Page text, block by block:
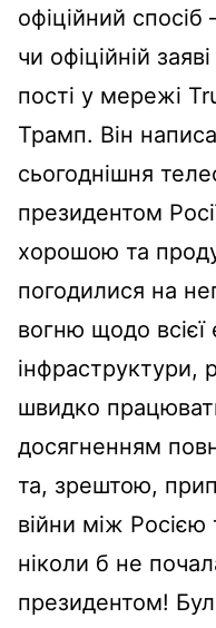
офіційний
чи офіційній
пості у мережі
Трамп. Він
сьогоднішня
президентом
хорошою та
погодилися на
вогню щодо всієї
швидко
досягненням
та, зрештою,
війни між Росією
ніколи б не
президентом!